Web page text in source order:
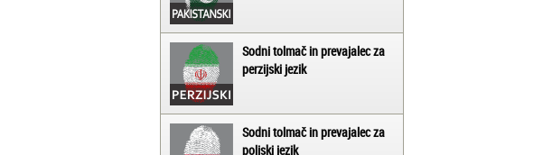
Sodni tolmač in prevajalec za
perzijski jezik
Sodni tolmač in prevajalec za
poljski jezik